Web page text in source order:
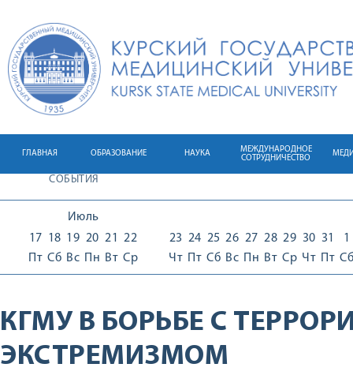
ГЛАВНАЯ ОБРАЗОВАНИЕ НАУКА
МЕЖДУНАРОДНОЕ
СОТРУДНИЧЕСТВО
СОБЫТИЯ
Июль
17
Пт
18
Сб
19
Вс
20
Пн
21
Вт
22
Ср
23
Чт
24
Пт
25
Сб
26
Вс
27
Пн
28
Вт
29
Ср
30
Чт
31
Пт
1
Сб
КГМУ В БОРЬБЕ С
ЭКСТРЕМИЗМОМ